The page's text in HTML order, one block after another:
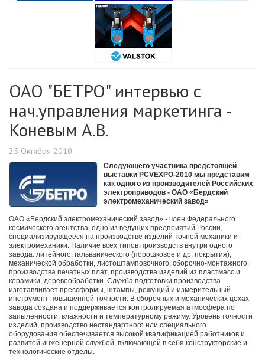
ОАО "БЕТРО" интервью с
нач.управления маркетинга -
Коневым А.В.
25 Октября 2010
Следующего участника предстоящей
выставки PCVEXPO-2010 мы представим
как одного из производителей Российских
электроприводов - ОАО «Бердский
электромеханический завод»
ОАО «Бердский электромеханический завод» - член Федерального
космического агентства, одно из ведущих предприятий России,
специализирующееся на производстве изделий точной механики и
электромеханики. Наличие всех типов производств внутри одного
завода: литейного, гальванического (порошковое и др. покрытия),
механической обработки, листоштамповочного, сборочно-монтажного,
производства печатных плат, производства изделий из пластмасс и
керамики, деревообработки. Служба подготовки производства
изготавливает прессформы, штампы, режущий и измерительный
инструмент повышенной точности. В сборочных и механических цехах
завода создана и поддерживается контролируемая атмосфера по
запыленности, влажности и температурному режиму. Уровень точности
изделий, производство нестандартного или специального
оборудования обеспечивается высокой квалификацией работников и
развитой инженерной службой, включающей в себя конструкторские и
технологические отделы.